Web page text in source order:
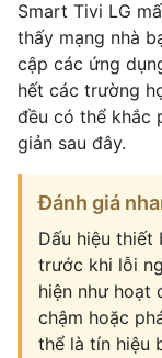
Smart Tivi LG
thấy mạng nhà
cập các ứng
hết các trường
đều có thể khắc
giản sau đây.
Đánh giá
Dấu hiệu thiết
trước khi lỗi
hiện như hoạt
chậm hoặc
thể là tín hiệu